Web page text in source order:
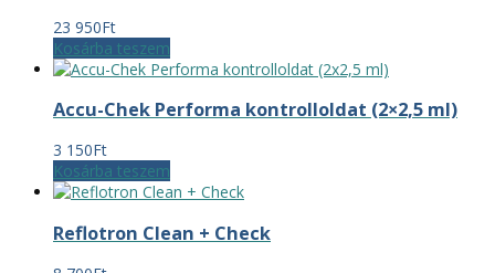
23 950Ft
Kosárba teszem
Accu-Chek Performa kontrolloldat (2×2,5 ml)
3 150Ft
Kosárba teszem
Reflotron Clean + Check